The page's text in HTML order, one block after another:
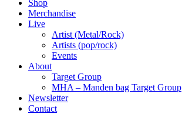
Shop
Merchandise
Live
Artist (Metal/Rock)
Artists (pop/rock)
Events
About
Target Group
MHA – Manden bag Target Group
Newsletter
Contact